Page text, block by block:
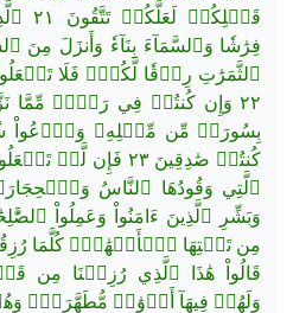
فِرَٰشٗا وَٱلسَّمَآءَ بِنَآءٗ وَأَنزَلَ مِنَ
ٱلثَّمَرَٰتِ رِزۡقٗا لَّكُمۡۖ فَلَا
٢٢ وَإِن كُنتُمۡ فِي رَيۡبٖ مِّمَّا
بِسُورَةٖ مِّن مِّثۡلِهِۦ وَٱدۡعُواْ
كُنتُمۡ صَٰدِقِينَ ٢٣ فَإِن
وَبَشِّرِ ٱلَّذِينَ ءَامَنُواْ وَعَمِلُواْ
مِن تَحۡتِهَا ٱلۡأَنۡهَٰرُۖ كُلَّمَا
قَالُواْ هَٰذَا ٱلَّذِي رُزِقۡنَا مِن
وَلَهُمۡ فِيهَآ أَزۡوَٰجٞ مُّطَهَّرَةٞۖ وَهُمۡ